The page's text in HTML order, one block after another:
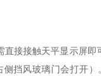
接接触天平显示屏即
挡风玻璃门会打开）